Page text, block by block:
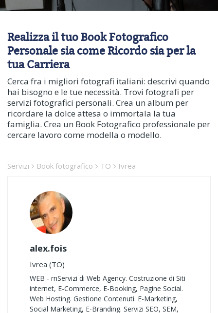
Realizza il tuo Book Fotografico
Personale sia come Ricordo sia per la
tua Carriera
Cerca fra i migliori fotografi italiani: descrivi quando
hai bisogno e le tue necessità. Trovi fotografi per
servizi fotografici personali. Crea un album per
ricordare la dolce attesa o immortala la tua
famiglia. Crea un Book Fotografico professionale per
cercare lavoro come modella o modello.
Servizi Book fotografico TO Ivrea
alex.fois
Ivrea (TO)
WEB - rnServizi di Web Agency. Costruzione di Siti
internet, E-Commerce, E-Booking, Pagine Social.
Web Hosting. Gestione Contenuti. E-Marketing,
Social Marketing, E-Branding. Servizi SEO, SEM,